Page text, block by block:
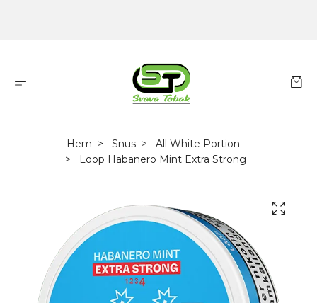
Hem Snus
All White Portion
Loop Habanero Mint Extra Strong